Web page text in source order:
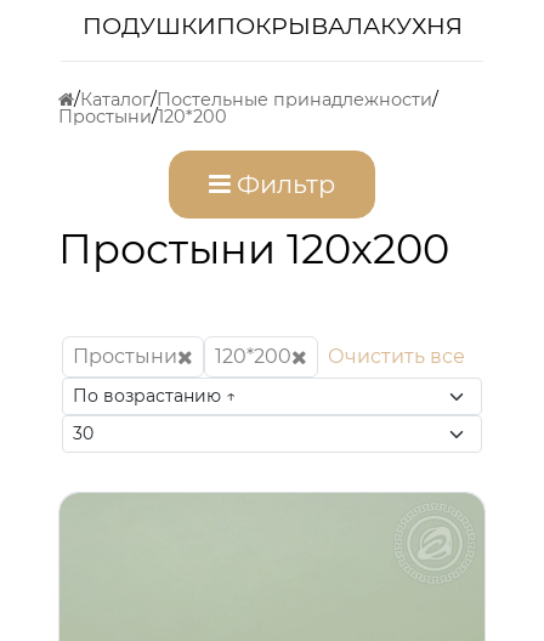
ПОДУШКИПОКРЫВАЛАКУХНЯ
Каталог Постельные принадлежности
Простыни 120*200
Фильтр
Простыни 120x200
Простыни 120*200 Очистить все